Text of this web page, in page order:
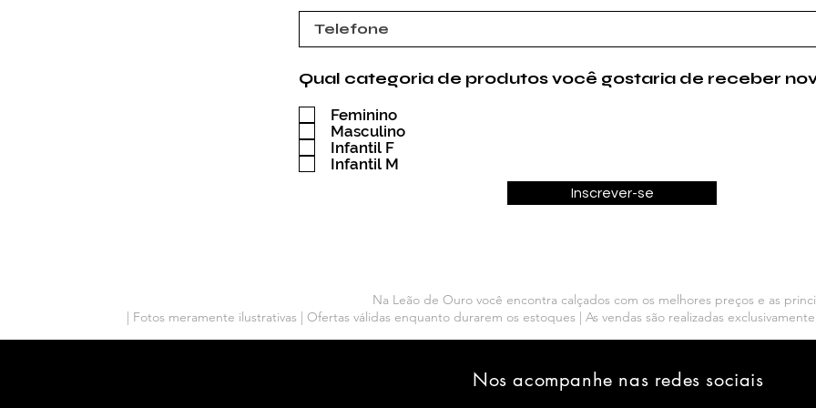
Qual categoria de produtos você gostaria de receber
Feminino
Masculino
Infantil F
Infantil M
Inscrever-se
Na Leão de Ouro você encontra calçados com os melhores preços e as
| Fotos meramente ilustrativas | Ofertas válidas enquanto durarem os estoques | As vendas são realizadas
Nos acompanhe nas redes sociais